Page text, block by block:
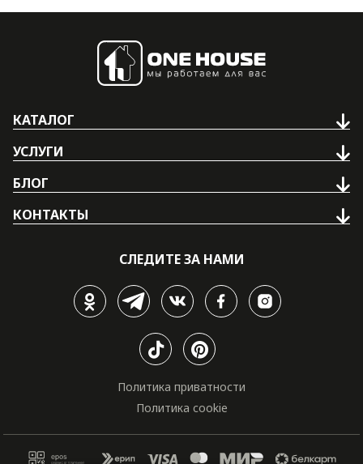
КАТАЛОГ
УСЛУГИ
БЛОГ
КОНТАКТЫ
СЛЕДИТЕ ЗА НАМИ
Политика приватности
Политика cookie